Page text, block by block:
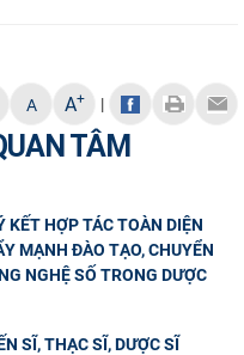
A A+ |
TÂM
KẾT HỢP TÁC TOÀN DIỆN
MẠNH ĐÀO TẠO, CHUYỂN
NGHỆ SỐ TRONG DƯỢC
SĨ, THẠC SĨ, DƯỢC SĨ